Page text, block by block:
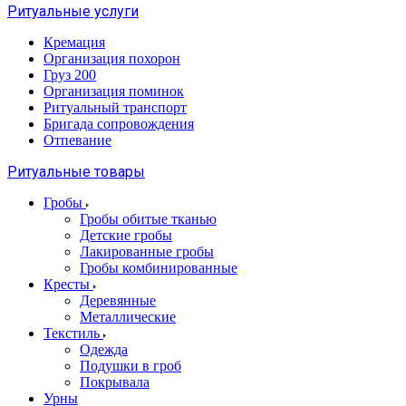
Ритуальные услуги
Кремация
Организация похорон
Груз 200
Организация поминок
Ритуальный транспорт
Бригада сопровождения
Отпевание
Ритуальные товары
Гробы
Гробы обитые тканью
Детские гробы
Лакированные гробы
Гробы комбинированные
Кресты
Деревянные
Металлические
Текстиль
Одежда
Подушки в гроб
Покрывала
Урны